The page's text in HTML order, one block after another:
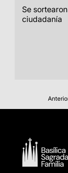
Se
ciudadanía